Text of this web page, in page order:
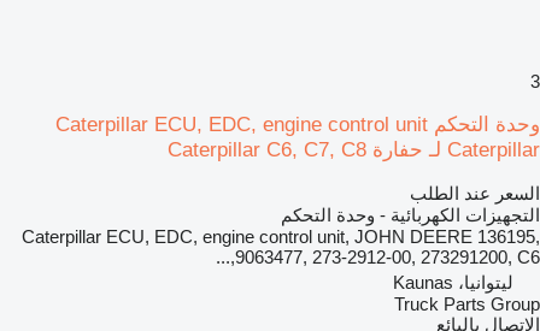
3
وحدة التحكم Caterpillar ECU, EDC, engine control unit
Caterpillar لـ حفارة Caterpillar C6, C7, C8
السعر عند الطلب
التجهيزات الكهربائية - وحدة التحكم
Caterpillar ECU, EDC, engine control unit, JOHN DEERE 136195,
9063477, 273-2912-00, 273291200, C6,...
ليتوانيا، Kaunas
Truck Parts Group
الاتصال بالبائع